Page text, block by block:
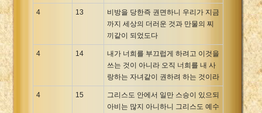
4 13
비방을 당한즉 권면하니 우리가 지금
까지 세상의 더러운 것과 만물의 찌
끼같이 되었도다
4 14
내가 너희를 부끄럽게 하려고 이것을
쓰는 것이 아니라 오직 너희를 내 사
랑하는 자녀같이 권하려 하는 것이라
4 15
그리스도 안에서 일만 스승이 있으되
아비는 많지 아니하니 그리스도 예수